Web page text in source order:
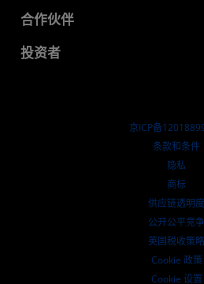
就业机会
联系我们
媒体库
开发中心
成功案例
合作伙伴
AMD 合作伙伴中心
投资者
京ICP备
​条款和条件
隐私
商标
供应链透明度
公开公平竞争
英国税收策略
Cookie 政策
Cookie 设置